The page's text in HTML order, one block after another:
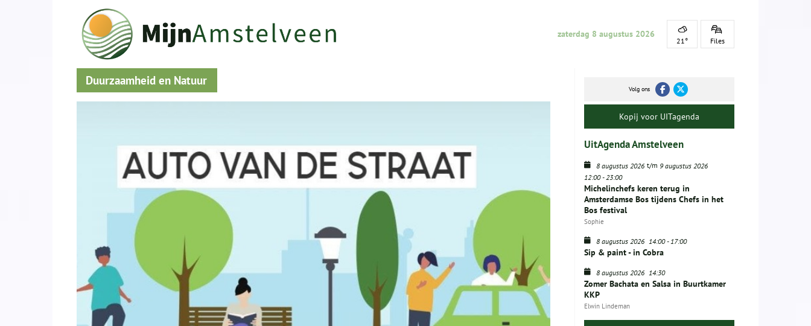
zaterdag 8 augustus 2026
21° Files
Duurzaamheid en Natuur
Volg ons
Kopij voor UITagenda
UitAgenda Amstelveen
8 augustus 2026 t/m 9 augustus 2026
12:00-23:00
Michelinchefs keren terug in
Amsterdamse Bos tijdens Chefs in het
Bos festival
Sophie
8 augustus 2026 14:00-17:00
Sip & paint - in Cobra
8 augustus 2026 14:30
Zomer Bachata en Salsa in Buurtkamer
KKP
Elwin Lindeman